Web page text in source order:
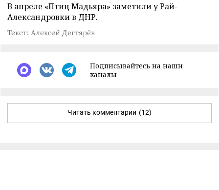
В апреле «Птиц Мадьяра» заметилиу Рай-
Александровки в ДНР.
Текст: Алексей Дегтярёв
Подписывайтесь на наши
каналы
Читать комментарии (12)